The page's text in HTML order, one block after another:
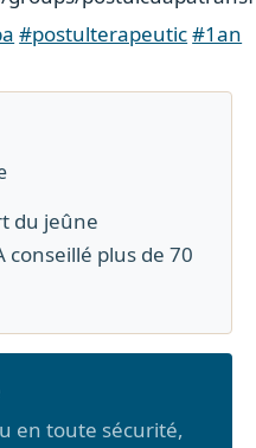
#postulterapeutic#1an
du jeûne
plus de 70
en toute sécurité,